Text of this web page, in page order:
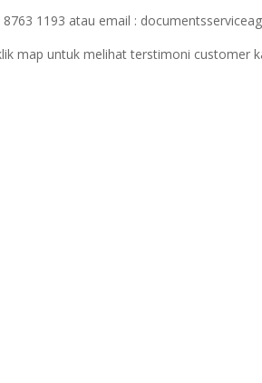
1193 atau email :
map untuk melihat terstimoni customer